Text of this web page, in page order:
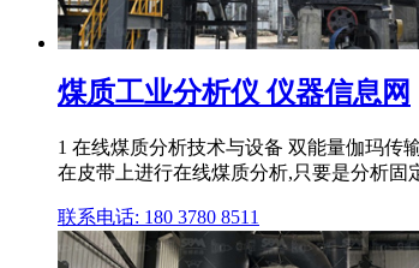
煤质工业分析仪 仪器信息网
1 在线煤质分析技术与设备 双能量伽玛传
在皮带上进行在线煤质分析,只要是分析固
联系电话: 180 3780 8511